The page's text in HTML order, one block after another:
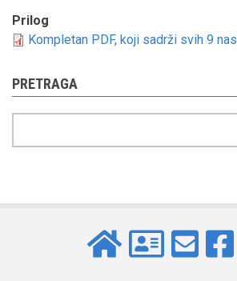
Prilog
Kompletan PDF, koji sadrži svih 9
PRETRAGA